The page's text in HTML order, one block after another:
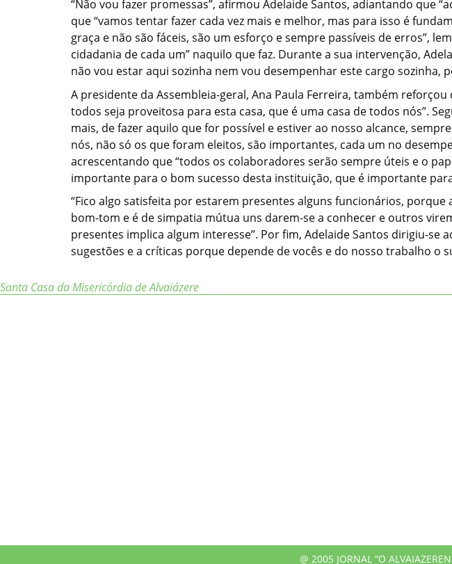
“Não vou fazer promessas”, afirmou Adelaide Santos, adiantando que
que “vamos tentar fazer cada vez mais e melhor, mas para isso é
graça e não são fáceis, são um esforço e sempre passíveis de erros”,
cidadania de cada um” naquilo que faz. Durante a sua intervenção,
não vou estar aqui sozinha nem vou desempenhar este cargo
A presidente da Assembleia-geral, Ana Paula Ferreira, também
todos seja proveitosa para esta casa, que é uma casa de todos nós”.
mais, de fazer aquilo que for possível e estiver ao nosso alcance,
nós, não só os que foram eleitos, são importantes, cada um no
acrescentando que “todos os colaboradores serão sempre úteis e o
importante para o bom sucesso desta instituição, que é importante
“Fico algo satisfeita por estarem presentes alguns funcionários,
bom-tom e é de simpatia mútua uns darem-se a conhecer e outros
presentes implica algum interesse”. Por fim, Adelaide Santos dirigiu-
sugestões e a críticas porque depende de vocês e do nosso trabalho o
Santa Casa da Misericórdia de Alvaiázere
@ 2005 JORNAL “O